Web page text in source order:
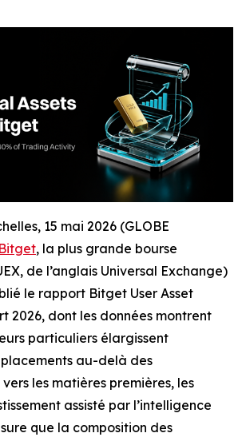
15 mai 2026 (GLOBE
Bitget, la plus grande bourse
de l’anglais Universal Exchange)
le rapport Bitget User Asset
2026, dont les données montrent
particuliers élargissent
au-delà des
les matières premières, les
assisté par l’intelligence
que la composition des